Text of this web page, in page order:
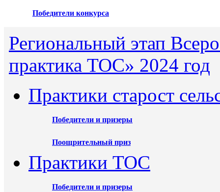
Победители конкурса
Региональный этап
практика ТОС» 2024 год
Практики старост
Победители и призеры
Поощрительный приз
Практики ТОС
Победители и призеры